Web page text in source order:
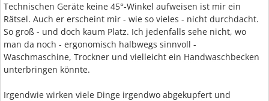
Technischen Geräte keine 45°-Winkel aufweisen ist mir ein
Rätsel. Auch er erscheint mir - wie so vieles - nicht durchdacht.
So groß - und doch kaum Platz. Ich jedenfalls sehe nicht, wo
man da noch - ergonomisch halbwegs sinnvoll -
Waschmaschine, Trockner und vielleicht ein Handwaschbecken
unterbringen könnte.
Irgendwie wirken viele Dinge irgendwo abgekupfert und